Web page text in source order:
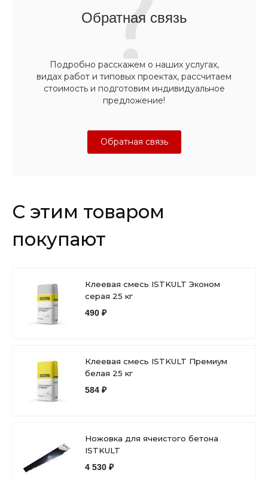
Обратная связь
Подробно расскажем о наших услугах,
видах работ и типовых проектах, рассчитаем
стоимость и подготовим индивидуальное
предложение!
Обратная связь
С этим товаром
покупают
Клеевая смесь ISTKULT Эконом
серая 25 кг
490 ₽
Клеевая смесь ISTKULT Премиум
белая 25 кг
584 ₽
Ножовка для ячеистого бетона
ISTKULT
4 530 ₽